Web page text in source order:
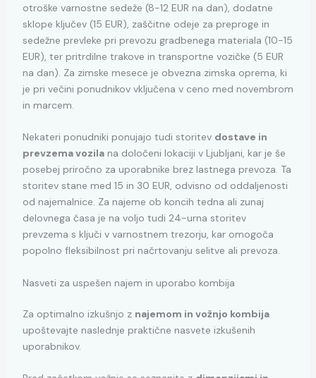
otroške varnostne sedeže (8-12 EUR na dan), dodatne
sklope ključev (15 EUR), zaščitne odeje za preproge in
sedežne prevleke pri prevozu gradbenega materiala (10-15
EUR), ter pritrdilne trakove in transportne vozičke (5 EUR
na dan). Za zimske mesece je obvezna zimska oprema, ki
je pri večini ponudnikov vključena v ceno med novembrom
in marcem.
Nekateri ponudniki ponujajo tudi storitev dostave in
prevzema vozilana določeni lokaciji v Ljubljani, kar je še
posebej priročno za uporabnike brez lastnega prevoza. Ta
storitev stane med 15 in 30 EUR, odvisno od oddaljenosti
od najemalnice. Za najeme ob koncih tedna ali zunaj
delovnega časa je na voljo tudi 24-urna storitev
prevzema s ključi v varnostnem trezorju, kar omogoča
popolno fleksibilnost pri načrtovanju selitve ali prevoza.
Nasveti za uspešen najem in uporabo kombija
Za optimalno izkušnjo z najemom in vožnjo kombija
upoštevajte naslednje praktične nasvete izkušenih
uporabnikov.